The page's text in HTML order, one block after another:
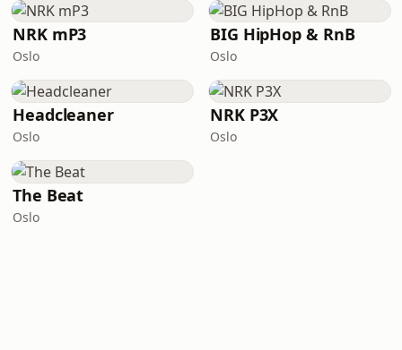
NRK mP3
Oslo
BIG HipHop & RnB
Oslo
Headcleaner
Oslo
NRK P3X
Oslo
The Beat
Oslo